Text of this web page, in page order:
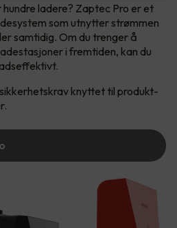
hundre ladere? Zaptec Pro er et
som utnytter strømmen
samtidig. Om du trenger å
i fremtiden, kan du
knyttet til produkt-